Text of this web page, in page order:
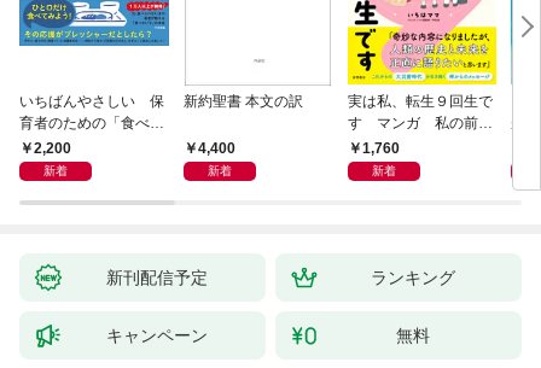
いちばんやさしい 保
育者のための「食べな
い子」サポートＢＯＯ
Ｋ 偏食・少食のお悩
2,200
新着
新約聖書 本文の訳
4,400
新着
実は私、転生９回生で
す マンガ 私の前世
物語1,760
新着
が
新刊配信予定 ランキング
キャンペーン 無料